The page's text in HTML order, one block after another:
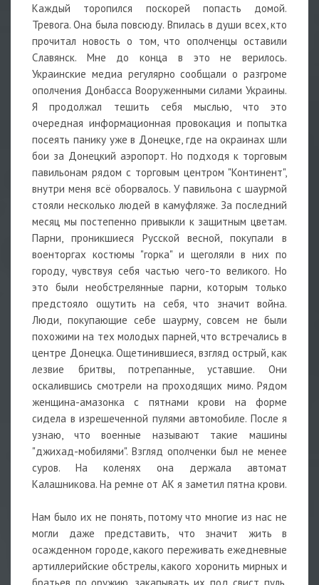
Каждый торопился поскорей попасть домой.
Тревога. Она была повсюду. Впилась в души всех, кто
прочитал новость о том, что ополченцы оставили
Славянск. Мне до конца в это не верилось.
Украинские медиа регулярно сообщали о разгроме
ополчения Донбасса Вооруженными силами Украины.
Я продолжал тешить себя мыслью, что это
очередная информационная провокация и попытка
посеять панику уже в Донецке, где на окраинах шли
бои за Донецкий аэропорт. Но подходя к торговым
павильонам рядом с торговым центром "Континент",
внутри меня всё оборвалось. У павильона с шаурмой
стояли несколько людей в камуфляже. За последний
месяц мы постепенно привыкли к защитным цветам.
Парни, проникшиеся Русской весной, покупали в
военторгах костюмы "горка" и щеголяли в них по
городу, чувствуя себя частью чего-то великого. Но
это были необстрелянные парни, которым только
предстояло ощутить на себя, что значит война.
Люди, покупающие себе шаурму, совсем не были
похожими на тех молодых парней, что встречались в
центре Донецка. Ощетинившиеся, взгляд острый, как
лезвие бритвы, потрепанные, уставшие. Они
оскалившись смотрели на проходящих мимо. Рядом
женщина-амазонка с пятнами крови на форме
сидела в изрешеченной пулями автомобиле. После я
узнаю, что военные называют такие машины
"джихад-мобилями". Взгляд ополченки был не менее
суров. На коленях она держала автомат
Калашникова. На ремне от АК я заметил пятна крови.
Нам было их не понять, потому что многие из нас не
могли даже представить, что значит жить в
осажденном городе, какого переживать ежедневные
артиллерийские обстрелы, какого хоронить мирных и